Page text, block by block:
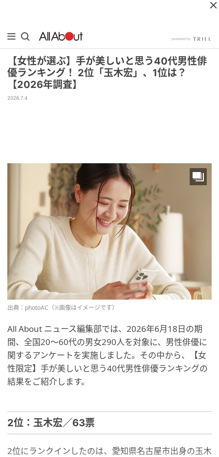
【女性が選ぶ】手が美しいと思う40代男性俳
優ランキング！ 2位「玉木宏」、1位は？
【2026年調査】
2026.7.4
出典：photoAC（※画像はイメージです）
All About ニュース編集部では、2026年6月18日の期
間、全国20〜60代の男女290人を対象に、男性俳優に
関するアンケートを実施しました。その中から、【女
性限定】手が美しいと思う40代男性俳優ランキングの
結果をご紹介します。
2位：玉木宏／63票
2位にランクインしたのは、愛知県名古屋市出身の玉木